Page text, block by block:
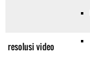
resolusi video